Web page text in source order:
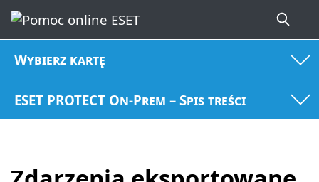
Wybierz kartę
ESET PROTECT On-Prem – Spis treści